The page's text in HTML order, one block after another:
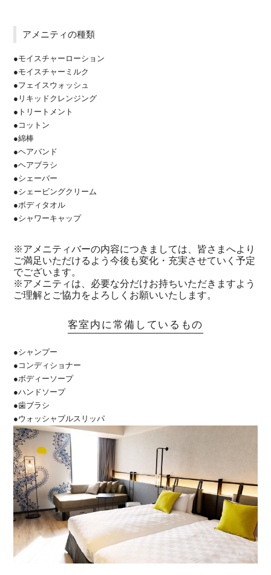
アメニティの種類
●モイスチャーローション
●モイスチャーミルク
●フェイスウォッシュ
●リキッドクレンジング
●トリートメント
●コットン
●綿棒
●ヘアバンド
●ヘアブラシ
●シェーバー
●シェービングクリーム
●ボディタオル
●シャワーキャップ
※アメニティバーの内容につきましては、皆さまへより
ご満足いただけるよう今後も変化・充実させていく予定
でございます。
※アメニティは、必要な分だけお持ちいただきますよう
ご理解とご協力をよろしくお願いいたします。
客室内に常備しているもの
●シャンプー
●コンディショナー
●ボディーソープ
●ハンドソープ
●歯ブラシ
●ウォッシャブルスリッパ